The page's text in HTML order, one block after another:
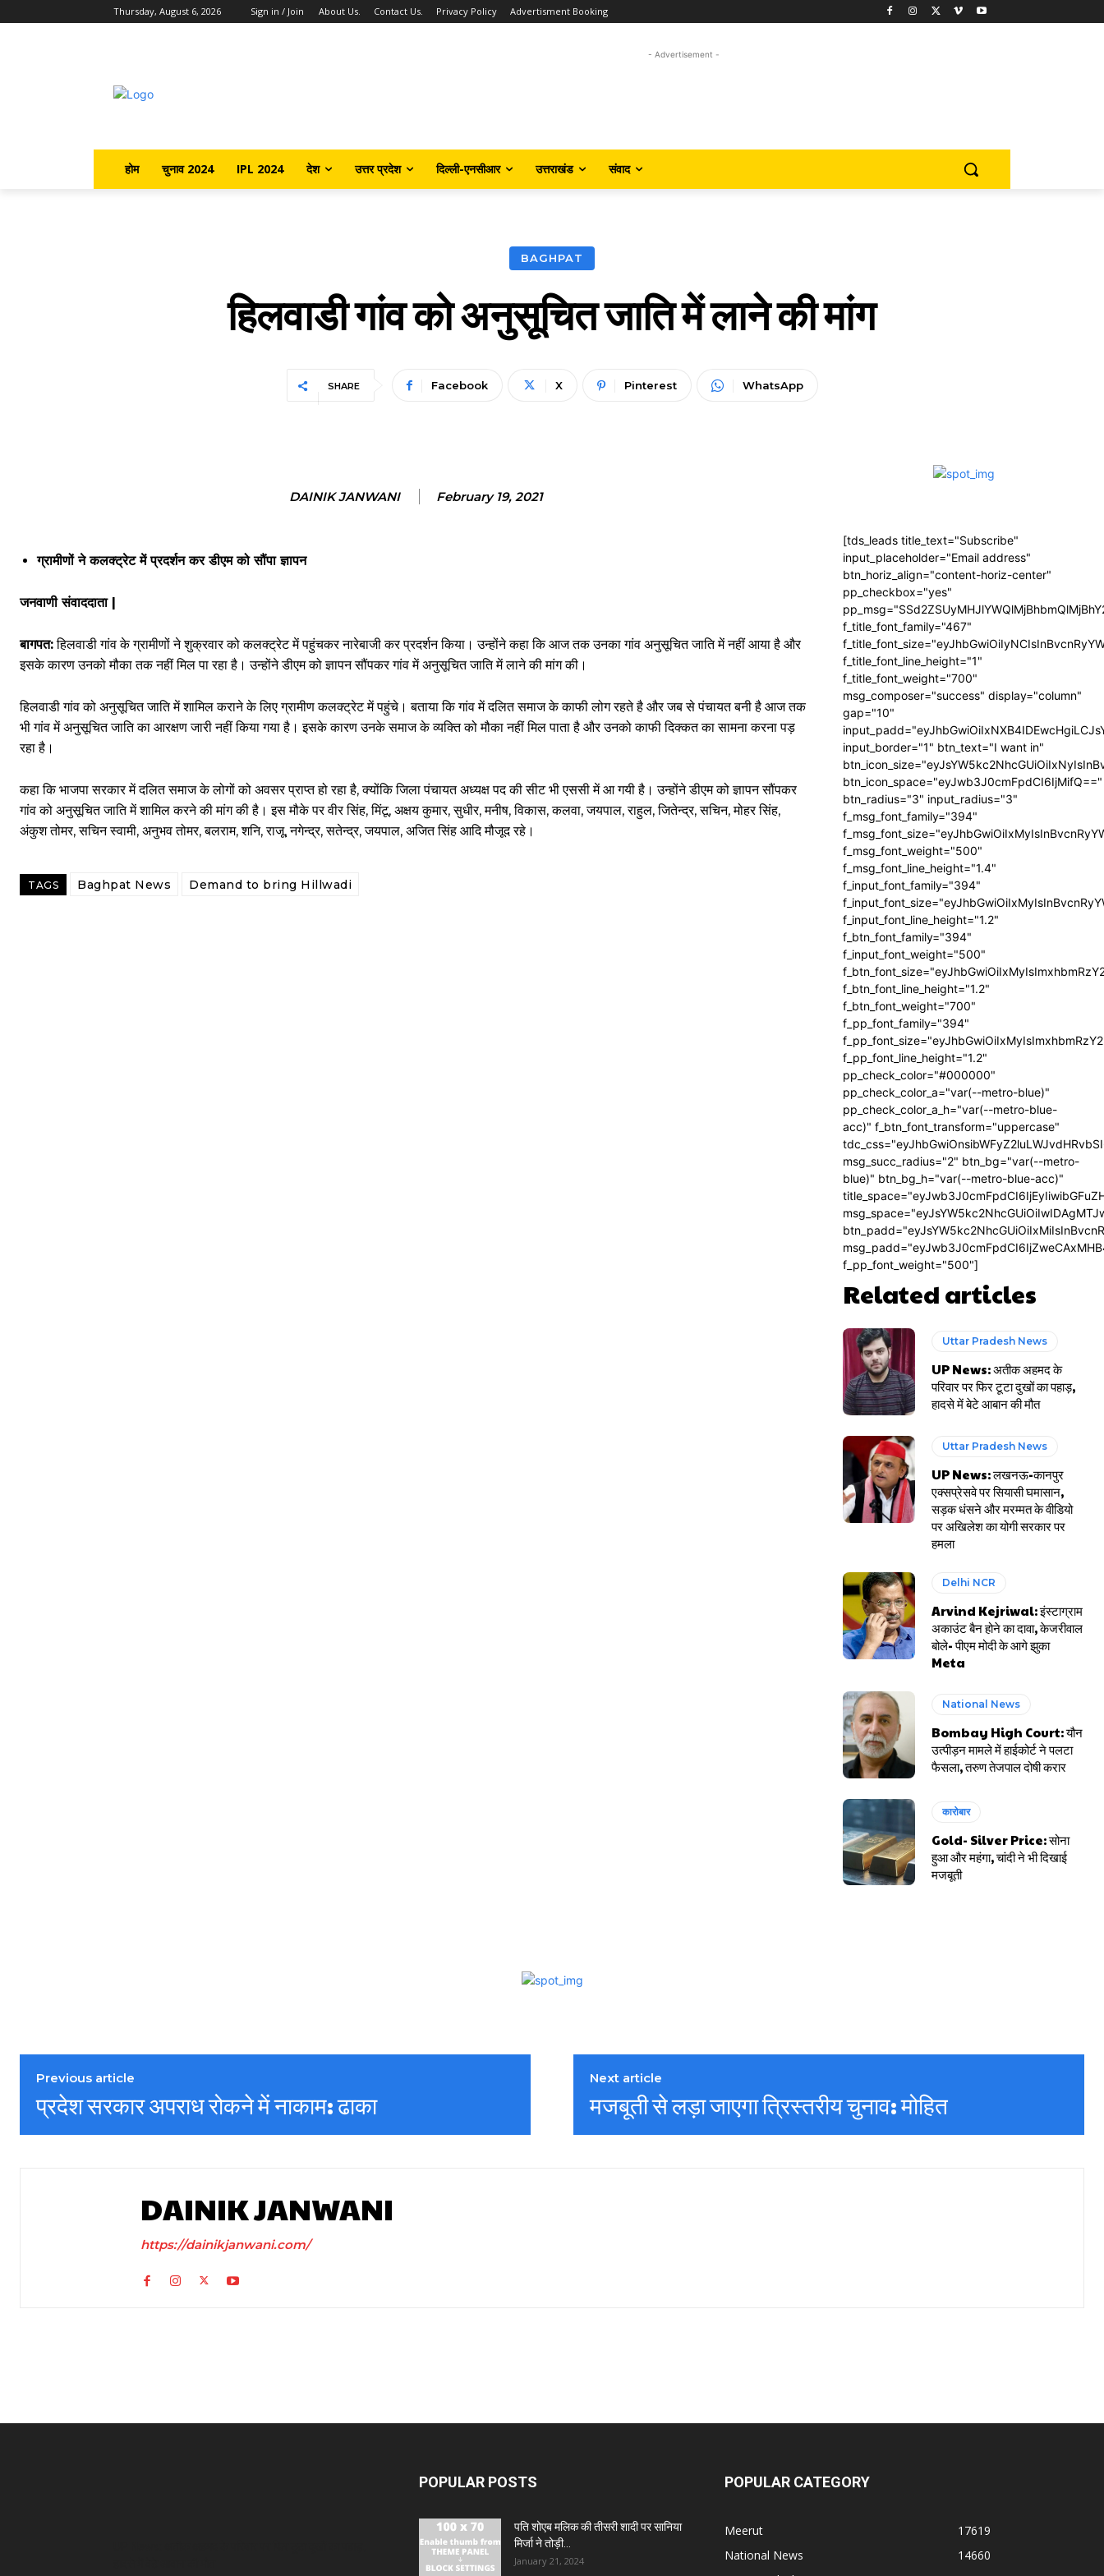
Thursday, August 6, 2026 Sign in / Join About Us. Contact Us. Privacy Policy Advertisment Booking
- Advertisement -
होम चुनाव 2024 IPL 2024 देश उत्तर प्रदेश दिल्ली-एनसीआर उत्तराखंड संवाद
BAGHPAT
हिलवाडी गांव को अनुसूचित जाति में लाने की मांग
SHARE Facebook X Pinterest WhatsApp
DAINIK JANWANI February 19, 2021
ग्रामीणों ने कलक्ट्रेट में प्रदर्शन कर डीएम को सौंपा ज्ञापन
जनवाणी संवाददाता |
बागपत:हिलवाडी गांव के ग्रामीणों ने शुक्रवार को कलक्ट्रेट में पहुंचकर नारेबाजी कर प्रदर्शन किया। उन्होंने कहा कि आज तक उनका गांव अनुसूचित जाति में नहीं आया है और
इसके कारण उनको मौका तक नहीं मिल पा रहा है। उन्होंने डीएम को ज्ञापन सौंपकर गांव में अनुसूचित जाति में लाने की मांग की।
हिलवाडी गांव को अनुसूचित जाति में शामिल कराने के लिए ग्रामीण कलक्ट्रेट में पहुंचे। बताया कि गांव में दलित समाज के काफी लोग रहते है और जब से पंचायत बनी है आज तक
भी गांव में अनुसूचित जाति का आरक्षण जारी नहीं किया गया है। इसके कारण उनके समाज के व्यक्ति को मौका नहीं मिल पाता है और उनको काफी दिक्कत का सामना करना पड़
रहा है।
कहा कि भाजपा सरकार में दलित समाज के लोगों को अवसर प्राप्त हो रहा है, क्योंकि जिला पंचायत अध्यक्ष पद की सीट भी एससी में आ गयी है। उन्होंने डीएम को ज्ञापन सौंपकर
गांव को अनुसूचित जाति में शामिल करने की मांग की है। इस मौके पर वीर सिंह, मिंटू, अक्षय कुमार, सुधीर, मनीष, विकास, कलवा, जयपाल, राहुल, जितेन्द्र, सचिन, मोहर सिंह,
अंकुश तोमर, सचिन स्वामी, अनुभव तोमर, बलराम, शनि, राजू, नगेन्द्र, सतेन्द्र, जयपाल, अजित सिंह आदि मौजूद रहे।
TAGS Baghpat News Demand to bring Hillwadi
[tds_leads title_text="Subscribe"
input_placeholder="Email address"
btn_horiz_align="content-horiz-center"
pp_checkbox="yes"
f_title_font_family="467"
f_title_font_line_height="1"
f_title_font_weight="700"
msg_composer="success" display="column"
gap="10"
input_border="1" btn_text="I want in"
btn_icon_space="eyJwb3J0cmFpdCI6IjMifQ=="
btn_radius="3" input_radius="3"
f_msg_font_family="394"
f_msg_font_weight="500"
f_msg_font_line_height="1.4"
f_input_font_family="394"
f_input_font_line_height="1.2"
f_btn_font_family="394"
f_input_font_weight="500"
f_btn_font_line_height="1.2"
f_btn_font_weight="700"
f_pp_font_family="394"
f_pp_font_line_height="1.2"
pp_check_color="#000000"
pp_check_color_a="var(--metro-blue)"
pp_check_color_a_h="var(--metro-blue-
acc)" f_btn_font_transform="uppercase"
msg_succ_radius="2" btn_bg="var(--metro-
blue)" btn_bg_h="var(--metro-blue-acc)"
f_pp_font_weight="500"]
Related articles
Uttar Pradesh News
UP News: अतीक अहमद के
परिवार पर फिर टूटा दुखों का पहाड़,
हादसे में बेटे आबान की मौत
Uttar Pradesh News
UP News: लखनऊ-कानपुर
एक्सप्रेसवे पर सियासी घमासान,
सड़क धंसने और मरम्मत के वीडियो
पर अखिलेश का योगी सरकार पर
हमला
Delhi NCR
Arvind Kejriwal: इंस्टाग्राम
अकाउंट बैन होने का दावा, केजरीवाल
बोले- पीएम मोदी के आगे झुका
Meta
National News
Bombay High Court: यौन
उत्पीड़न मामले में हाईकोर्ट ने पलटा
फैसला, तरुण तेजपाल दोषी करार
कारोबार
Gold- Silver Price: सोना
हुआ और महंगा, चांदी ने भी दिखाई
मजबूती
Previous article
प्रदेश सरकार अपराध रोकने में नाकाम: ढाका
Next article
मजबूती से लड़ा जाएगा त्रिस्तरीय चुनाव: मोहित
DAINIK JANWANI
https://dainikjanwani.com/
POPULAR POSTS
पति शोएब मलिक की तीसरी शादी पर सानिया
मिर्जा ने तोड़ी...
January 21, 2024
POPULAR CATEGORY
Meerut
17619
National News
14660